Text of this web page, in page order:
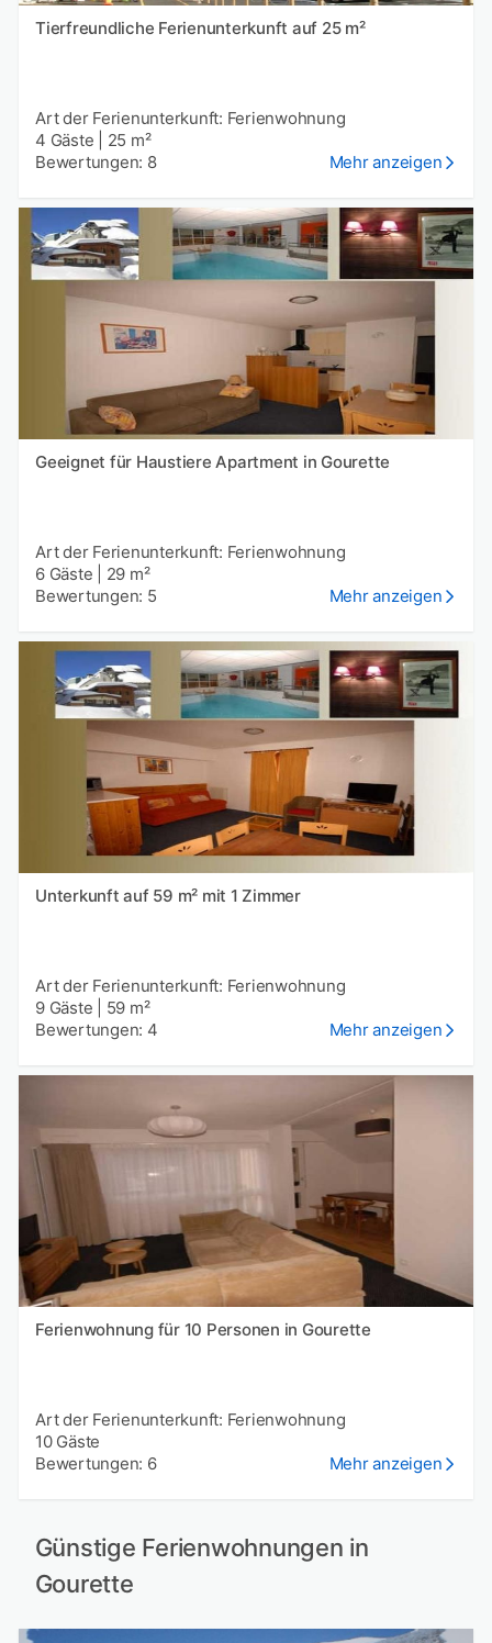
Tierfreundliche Ferienunterkunft auf 25 m²
Art der Ferienunterkunft: Ferienwohnung
4 Gäste
25 m²
Bewertungen: 8
Mehr anzeigen
Geeignet für Haustiere Apartment in Gourette
Art der Ferienunterkunft: Ferienwohnung
6 Gäste
29 m²
Bewertungen: 5
Mehr anzeigen
Unterkunft auf 59 m² mit 1 Zimmer
Art der Ferienunterkunft: Ferienwohnung
9 Gäste
59 m²
Bewertungen: 4
Mehr anzeigen
Ferienwohnung für 10 Personen in Gourette
Art der Ferienunterkunft: Ferienwohnung
10 Gäste
Bewertungen: 6
Mehr anzeigen
Günstige Ferienwohnungen in
Gourette